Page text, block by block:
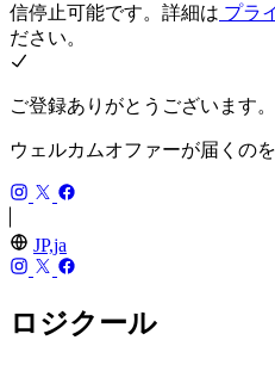
信停止可能です。詳細は プラ
ださい。
ご登録ありがとうございます。
ウェルカムオファーが届くの
JP,ja
ロジクール